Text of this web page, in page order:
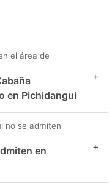
el área de
en Pichidangui
+
no se admiten
en
+